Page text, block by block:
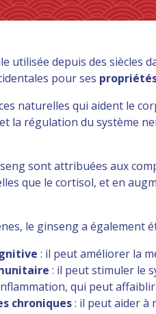
utilisée depuis des siècles
pour ses
naturelles qui aident le
la régulation du système
sont attribuées aux
que le cortisol, et en
le ginseng a également
: il peut améliorer la
: il peut stimuler le
qui peut
chroniques: il peut aider à